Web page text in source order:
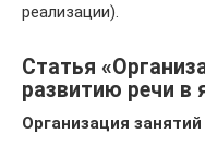
реализации).
Статья
развитию речи в
Организация